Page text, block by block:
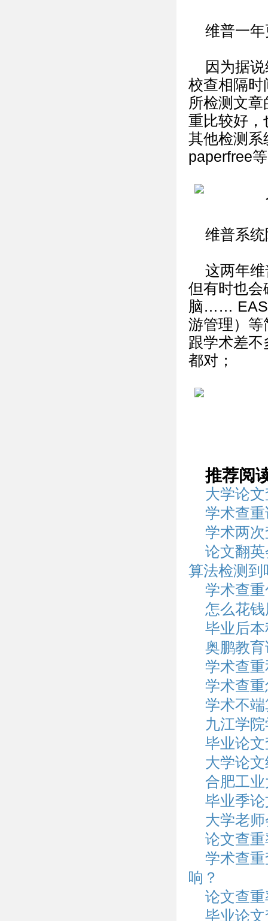
维普一
因为据
校查相隔时
所检测文
重比较好，
其他检测系
paperfree
维普系
这两年
但有时也会
脑……
游管理）等
跟学术差
都对；
推荐阅
大学论
学术查
学术两
论文翻
算法检测到
学术查
怎么花
毕业后
奥鹏教
学术查
学术查
学术不
九江学
毕业论
大学论
合肥工
毕业季
大学老
论文查
学术查
响？
论文查
毕业论